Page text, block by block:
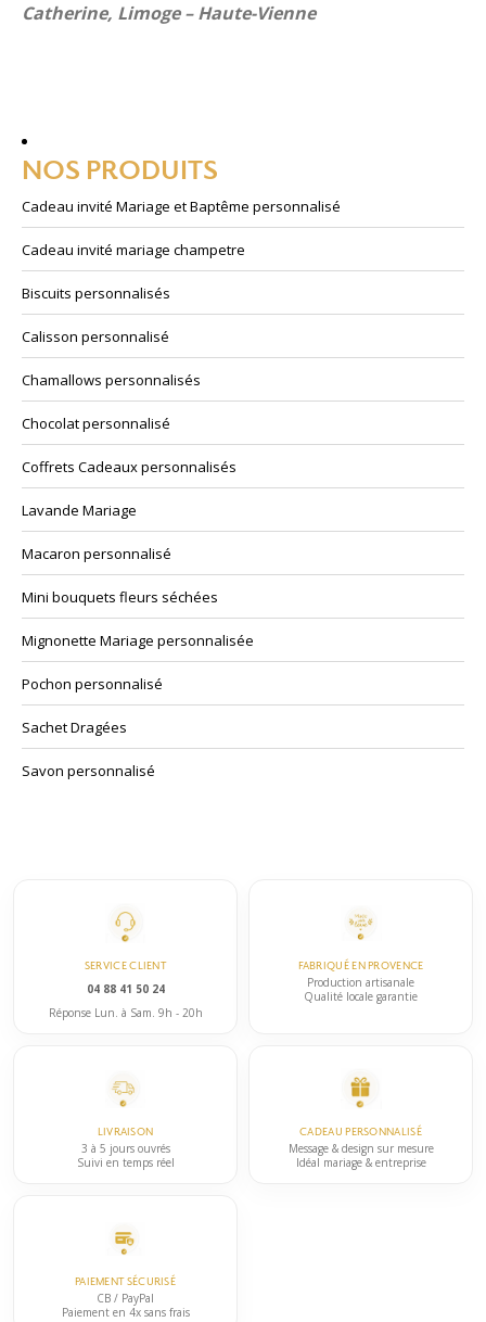
Catherine, Limoge – Haute-Vienne
NOS PRODUITS
Cadeau invité Mariage et Baptême personnalisé
Cadeau invité mariage champetre
Biscuits personnalisés
Calisson personnalisé
Chamallows personnalisés
Chocolat personnalisé
Coffrets Cadeaux personnalisés
Lavande Mariage
Macaron personnalisé
Mini bouquets fleurs séchées
Mignonette Mariage personnalisée
Pochon personnalisé
Sachet Dragées
Savon personnalisé
SERVICE CLIENT
04 88 41 50 24
Réponse Lun. à Sam. 9h - 20h
FABRIQUÉ EN PROVENCE
Production artisanale
Qualité locale garantie
LIVRAISON
3 à 5 jours ouvrés
Suivi en temps réel
CADEAU PERSONNALISÉ
Message & design sur mesure
Idéal mariage & entreprise
PAIEMENT SÉCURISÉ
CB / PayPal
Paiement en 4x sans frais